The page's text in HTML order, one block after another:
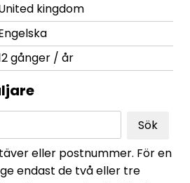
kingdom
gånger / år
Sök
eller postnummer. För en
endast de två eller tre